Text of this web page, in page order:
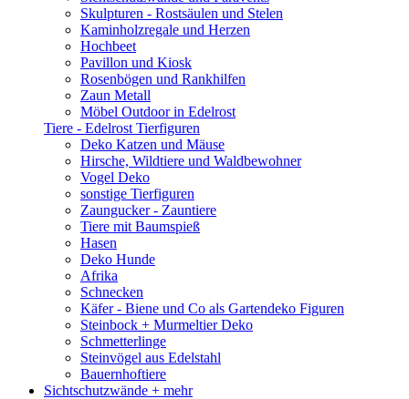
Skulpturen - Rostsäulen und Stelen
Kaminholzregale und Herzen
Hochbeet
Pavillon und Kiosk
Rosenbögen und Rankhilfen
Zaun Metall
Möbel Outdoor in Edelrost
Tiere - Edelrost Tierfiguren
Deko Katzen und Mäuse
Hirsche, Wildtiere und Waldbewohner
Vogel Deko
sonstige Tierfiguren
Zaungucker - Zauntiere
Tiere mit Baumspieß
Hasen
Deko Hunde
Afrika
Schnecken
Käfer - Biene und Co als Gartendeko Figuren
Steinbock + Murmeltier Deko
Schmetterlinge
Steinvögel aus Edelstahl
Bauernhoftiere
Sichtschutzwände + mehr